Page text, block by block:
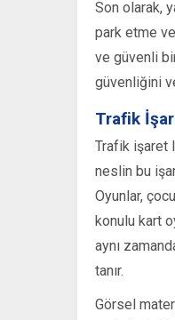
Son olarak,
park etme
ve güvenli
güvenliğini
Trafik
Trafik işaret
neslin bu
Oyunlar,
konulu kart
aynı
tanır.
Görsel